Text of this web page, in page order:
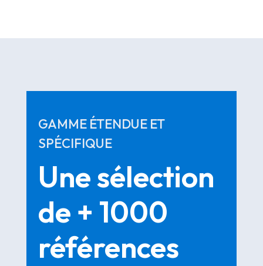
GAMME ÉTENDUE ET
SPÉCIFIQUE
Une sélection
de + 1000
références